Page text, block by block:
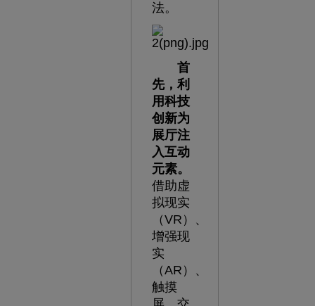
法。
首
先，利
用科技
创新为
展厅注
入互动
元素。
借助虚
拟现实
（VR）、
增强现
实
（AR）、
触摸